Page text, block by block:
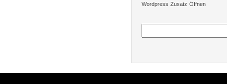
Wordpress Zusatz Öffnen
nach: